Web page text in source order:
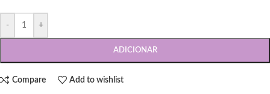
- +
ADICIONAR
Compare Add to wishlist